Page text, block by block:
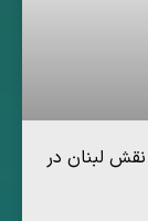
نقش لبنان در